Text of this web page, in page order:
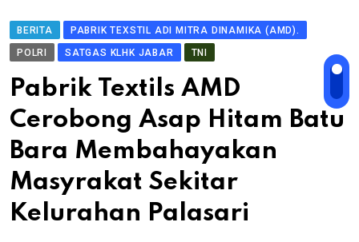
BERITA
PABRIK TEXSTIL ADI MITRA DINAMIKA (AMD).
POLRI
SATGAS KLHK JABAR TNI
Pabrik Textils AMD
Cerobong Asap Hitam Batu
Bara Membahayakan
Masyrakat Sekitar
Kelurahan Palasari